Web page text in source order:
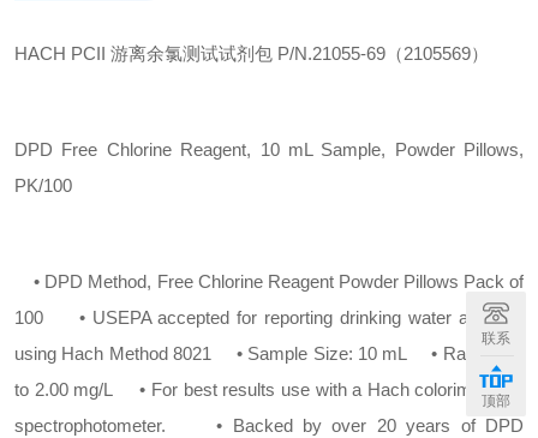
HACH PCII 游离余氯测试试剂包 P/N.21055-69（2105569）
DPD Free Chlorine Reagent, 10 mL Sample, Powder Pillows,
PK/100
• DPD Method, Free Chlorine Reagent Powder Pillows Pack of
100
• USEPA accepted for reporting drinking water analysis
using Hach Method 8021
• Sample Size: 10 mL
• Range: up
to 2.00 mg/L
• For best results use with a Hach colorimeter or
spectrophotometer.
• Backed by over 20 years of DPD
联系
顶部